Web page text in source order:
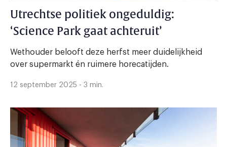
Utrechtse politiek ongeduldig:
‘Science Park gaat achteruit’
Wethouder belooft deze herfst meer duidelijkheid
over supermarkt én ruimere horecatijden.
12 september 2025 - 3 min.